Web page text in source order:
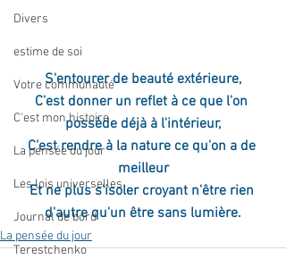
Divers
estime de soi
Votre communauté
C'est mon histoire
La pensée du jour
Les lois universelles
Journal de bord
Terestchenko
S'entourer de beauté extérieure,
C'est donner un reflet à ce que l'on
possède déjà à l'intérieur,
C'est rendre à la nature ce qu'on a de
meilleur
Et ne plus s'isoler croyant n'être rien
d'autre qu'un être sans lumière.
La pensée du jour